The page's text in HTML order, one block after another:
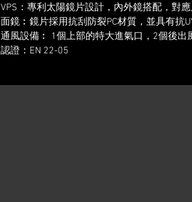
VPS：專利太陽鏡片設計，內外鏡搭配，對應
面鏡︰鏡片採用抗刮防裂PC材質，並具有抗
通風設備︰ 1個上部的特大進氣口，2個後出
認證：EN 22-05